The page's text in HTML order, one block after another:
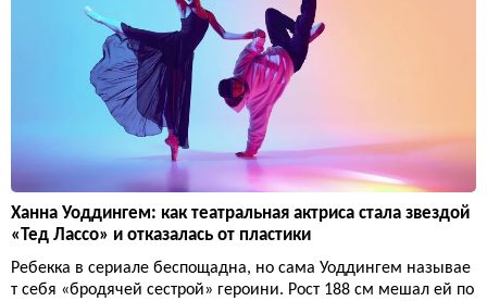
Ханна Уоддингем: как театральная актриса стала звездой
«Тед Лассо» и отказалась от пластики
Ребекка в сериале беспощадна, но сама Уоддингем называе
т себя «бродячей сестрой» героини. Рост 188 см мешал ей по